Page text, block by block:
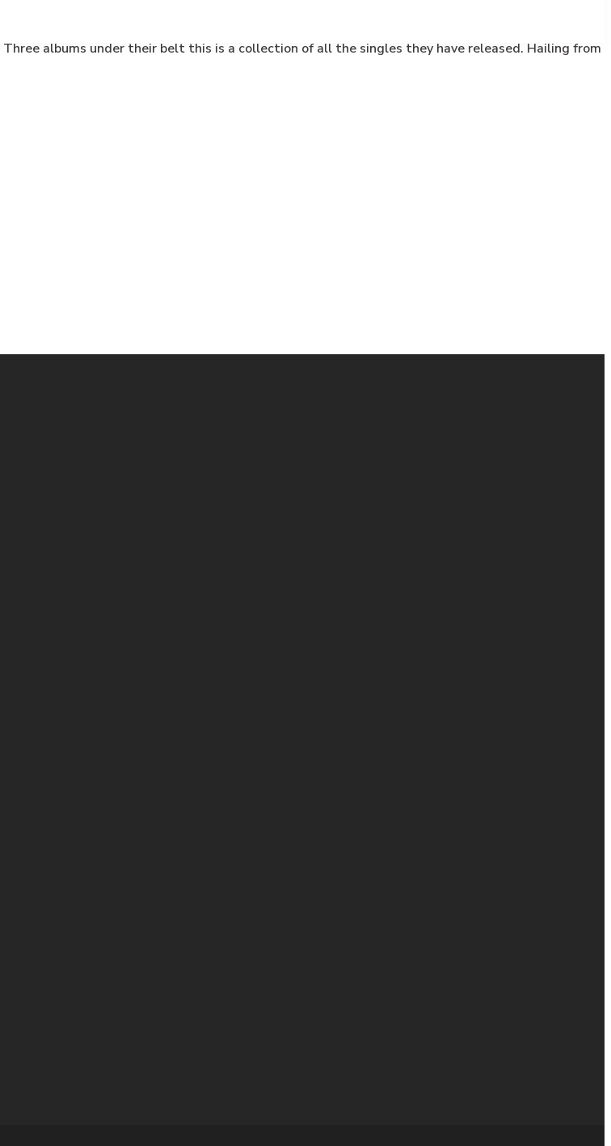
albums under their belt this is a collection of all the singles they have released. Hailing from